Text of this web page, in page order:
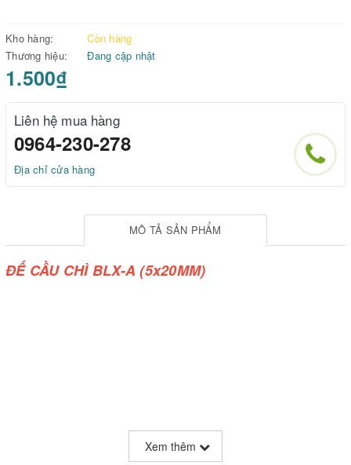
Kho hàng:
Còn hàng
Thương hiệu:
Đang cập nhật
1.500₫
Liên hệ mua hàng
0964-230-278
Địa chỉ cửa hàng
MÔ TẢ SẢN PHẨM
ĐẾ CẦU CHÌ BLX-A (5x20MM)
Xem thêm